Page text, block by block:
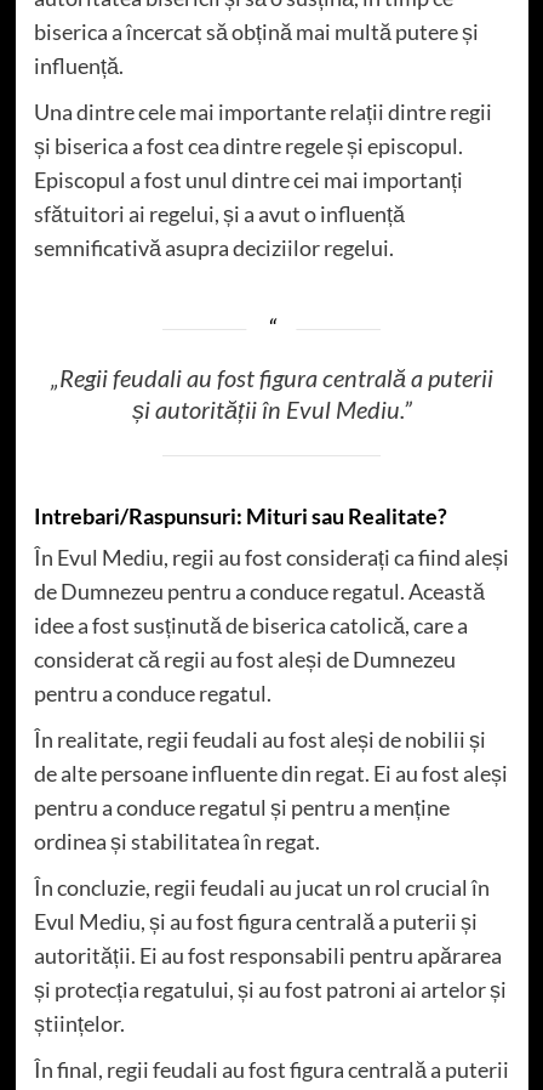
biserica a încercat să obțină mai multă putere și
influență.
Una dintre cele mai importante relații dintre regii
și biserica a fost cea dintre regele și episcopul.
Episcopul a fost unul dintre cei mai importanți
sfătuitori ai regelui, și a avut o influență
semnificativă asupra deciziilor regelui.
„Regii feudali au fost figura centrală a puterii
și autorității în Evul Mediu.”
Intrebari/Raspunsuri: Mituri sau Realitate?
În Evul Mediu, regii au fost considerați ca fiind aleși
de Dumnezeu pentru a conduce regatul. Această
idee a fost susținută de biserica catolică, care a
considerat că regii au fost aleși de Dumnezeu
pentru a conduce regatul.
În realitate, regii feudali au fost aleși de nobilii și
de alte persoane influente din regat. Ei au fost aleși
pentru a conduce regatul și pentru a menține
ordinea și stabilitatea în regat.
În concluzie, regii feudali au jucat un rol crucial în
Evul Mediu, și au fost figura centrală a puterii și
autorității. Ei au fost responsabili pentru apărarea
și protecția regatului, și au fost patroni ai artelor și
științelor.
În final, regii feudali au fost figura centrală a puterii